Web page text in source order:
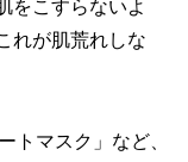
をこすらないよ
れが肌荒れしな
トマスク」など、